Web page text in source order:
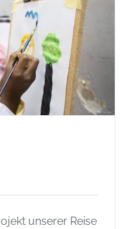
unserer Reise